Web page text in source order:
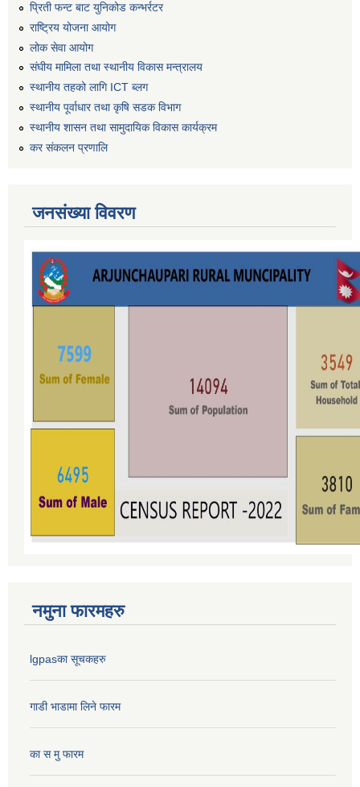
प्रिती फन्ट बाट युनिकोड कन्भर्रटर
राष्ट्रिय योजना आयोग
लोक सेवा आयोग
संघीय मामिला तथा स्थानीय विकास मन्त्रालय
स्थानीय तहको लागि ICT ब्लग
स्थानीय पूर्वाधार तथा कृषि सडक विभाग
स्थानीय शासन तथा सामुदायिक विकास कार्यक्रम
कर स‌ंकलन प्रणालि
जनसंख्या विवरण
नमुना फारमहरु
lgpasका सूचकहरु
गाडी भाडामा लिने फारम
का स मु फारम